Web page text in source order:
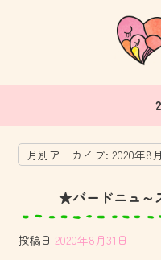
月別アーカイブ:2020年8月
★バードニュ
投稿日 2020年8月31日